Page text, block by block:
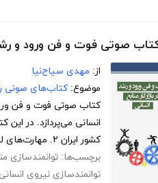
صوتی فوت و فن ورود و رشد
از: مهدی سیاح‌نیا
موضوع: کتاب‌های صوتی
کتاب صوتی فوت و فن
کشور ایران ۲. مهارت‌های لازم...
برچسب‌ها: توانمندسازی
توانمندسازی نیروی انسانی